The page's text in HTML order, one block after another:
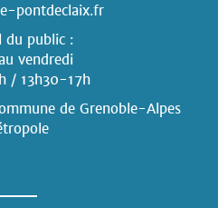
pontdeclaix.fr
du public :
vendredi
/ 13h30-17h
de Grenoble-Alpes